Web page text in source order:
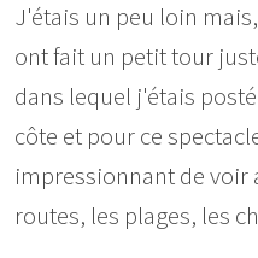
J'étais un peu loin
ont fait un petit tour
dans lequel j'étais
côte et pour ce
impressionnant de voir
routes, les plages, les